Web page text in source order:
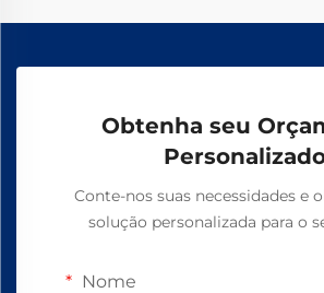
Obtenha seu
Conte-nos suas necessidades e
solução personalizada para o
Nome